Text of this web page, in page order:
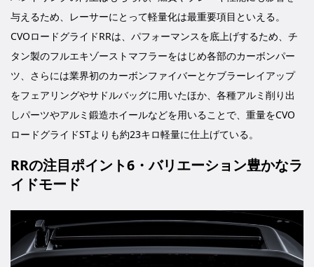
与えるため、レーサーにとって軽量化は最重要項目といえる。
CVOロードグライドRRは、パフォーマンスを底上げするため、チ
タン製のフルエキゾーストマフラーをはじめ各部のカーボンパー
ツ、さらには業界初のカーボンファイバーとケブラーレイアップ
をフェアリングやサドルバッグに用いたほか、各種アルミ削り出
しパーツやアルミ鍛造ホイールなどを用いることで、重量をCVO
ロードグライドSTよりも約23キロ軽量に仕上げている。
RRの注目ポイント6・バリエーション豊かなラ
イドモード